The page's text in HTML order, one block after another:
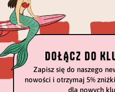
DOŁĄCZ DO
Zapisz się do naszego
nowości i otrzymaj 5%
dla nowych